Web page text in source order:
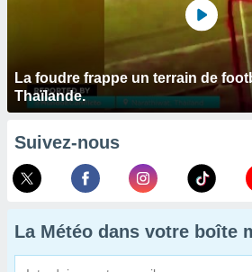
La foudre frappe un terrain de
Thaïlande.
Suivez-nous
La Météo dans votre boîte